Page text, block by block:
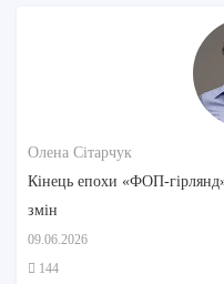
Олена Сітарчук
Кінець епохи «ФОП-
змін
09.06.2026
144